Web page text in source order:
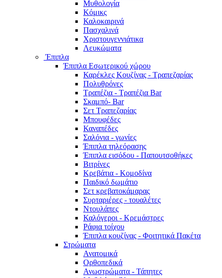
Μυθολογία
Κόμικς
Καλοκαιρινά
Πασχαλινά
Χριστουγεννιάτικα
Λευκώματα
Έπιπλα
Έπιπλα Εσωτερικού χώρου
Καρέκλες Κουζίνας - Τραπεζαρίας
Πολυθρόνες
Τραπέζια - Τραπέζια Bar
Σκαμπό- Bar
Σετ Τραπεζαρίας
Μπουφέδες
Καναπέδες
Σαλόνια - γωνίες
Έπιπλα τηλεόρασης
Έπιπλα εισόδου - Παπουτσοθήκες
Βιτρίνες
Κρεβάτια - Κομοδίνα
Παιδικό δωμάτιο
Σετ κρεβατοκάμαρας
Συρταριέρες - τουαλέτες
Ντουλάπες
Καλόγεροι - Κρεμάστρες
Ράφια τοίχου
Έπιπλα κουζίνας - Φοιτητικά Πακέτα
Στρώματα
Ανατομικά
Ορθοπεδικά
Ανωστρώματα - Τάπητες